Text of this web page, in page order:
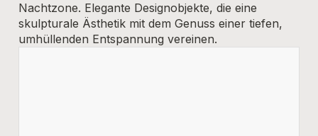
Nachtzone. Elegante Designobjekte, die eine
skulpturale Ästhetik mit dem Genuss einer tiefen,
umhüllenden Entspannung vereinen.